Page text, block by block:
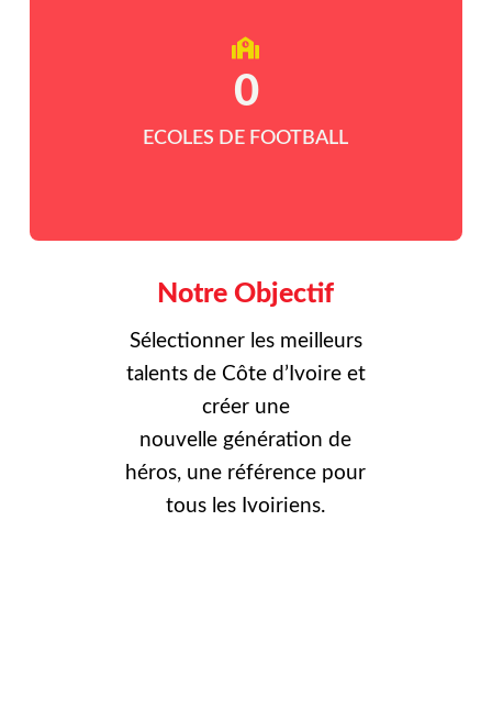
ECOLES DE FOOTBALL
0
Notre Objectif
Sélectionner les meilleurs
talents de Côte d’Ivoire et
créer une
nouvelle génération de
héros, une référence pour
tous les Ivoiriens.